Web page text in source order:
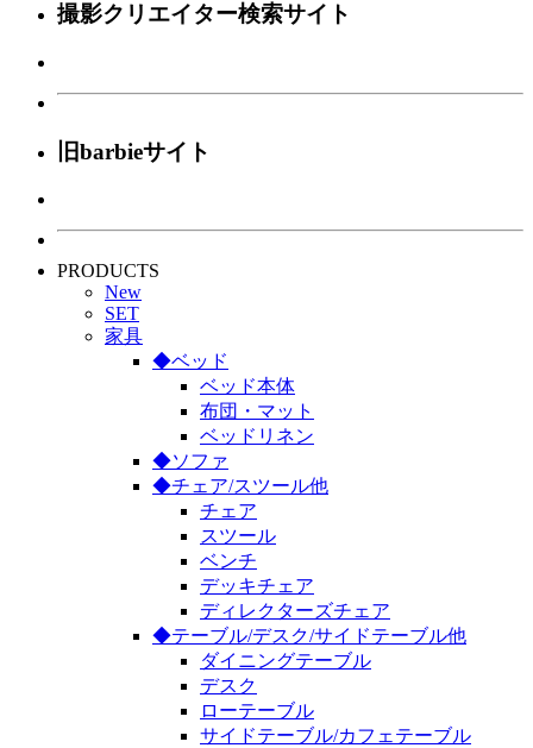
撮影クリエイター検索サイト
旧barbieサイト
PRODUCTS
New
SET
家具
◆ベッド
ベッド本体
布団・マット
ベッドリネン
◆ソファ
◆チェア/スツール他
チェア
スツール
ベンチ
デッキチェア
ディレクターズチェア
◆テーブル/デスク/サイドテーブル他
ダイニングテーブル
デスク
ローテーブル
サイドテーブル/カフェテーブル